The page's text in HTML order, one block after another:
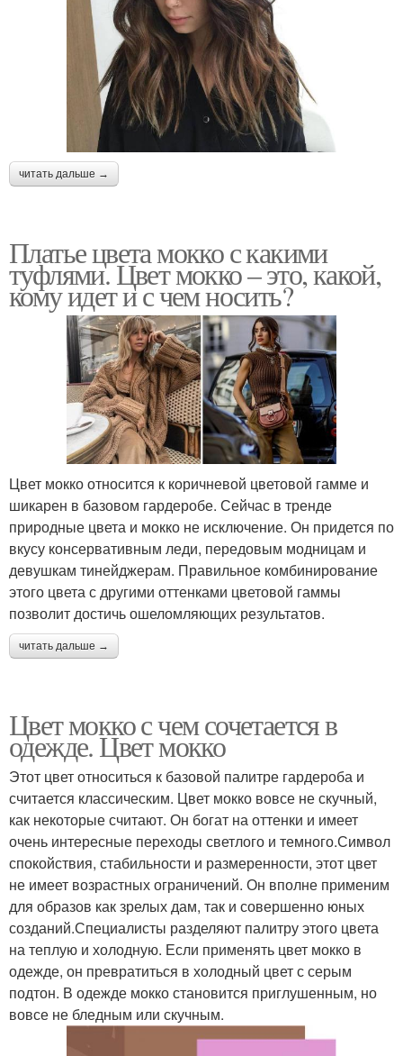
читать дальше →
Платье цвета мокко с какими
туфлями. Цвет мокко – это, какой,
кому идет и с чем носить?
Цвет мокко относится к коричневой цветовой гамме и
шикарен в базовом гардеробе. Сейчас в тренде
природные цвета и мокко не исключение. Он придется по
вкусу консервативным леди, передовым модницам и
девушкам тинейджерам. Правильное комбинирование
этого цвета с другими оттенками цветовой гаммы
позволит достичь ошеломляющих результатов.
читать дальше →
Цвет мокко с чем сочетается в
одежде. Цвет мокко
Этот цвет относиться к базовой палитре гардероба и
считается классическим. Цвет мокко вовсе не скучный,
как некоторые считают. Он богат на оттенки и имеет
очень интересные переходы светлого и темного.Символ
спокойствия, стабильности и размеренности, этот цвет
не имеет возрастных ограничений. Он вполне применим
для образов как зрелых дам, так и совершенно юных
созданий.Специалисты разделяют палитру этого цвета
на теплую и холодную. Если применять цвет мокко в
одежде, он превратиться в холодный цвет с серым
подтон. В одежде мокко становится приглушенным, но
вовсе не бледным или скучным.